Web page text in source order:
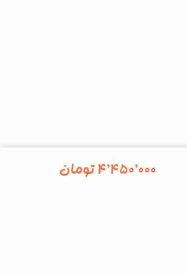
۴٬۴۵۰٬۰۰۰تومان